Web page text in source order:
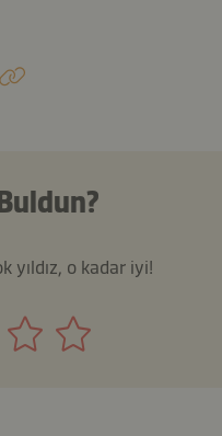
yıldız, o kadar iyi!